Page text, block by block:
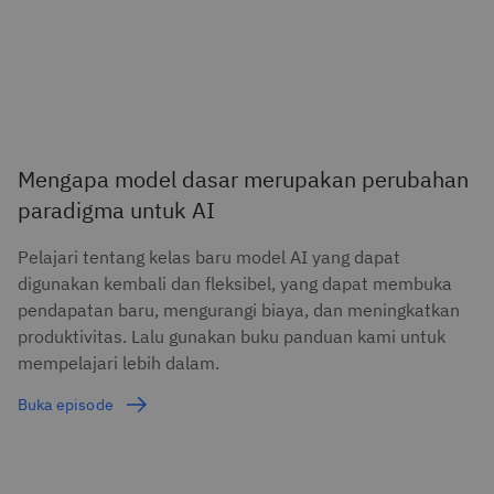
Mengapa model dasar merupakan perubahan
paradigma untuk AI
Pelajari tentang kelas baru model AI yang dapat
digunakan kembali dan fleksibel, yang dapat membuka
pendapatan baru, mengurangi biaya, dan meningkatkan
produktivitas. Lalu gunakan buku panduan kami untuk
mempelajari lebih dalam.
Buka episode